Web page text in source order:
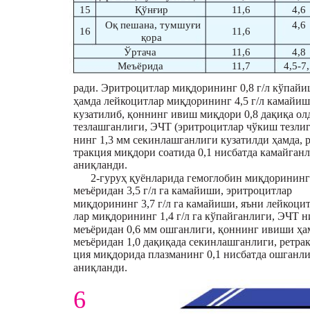
6
ради. Эритроцитлар миқдорининг 0,8 г/л
ҳамда лейкоцитлар миқдорининг 4,5 г/л
кузатилиб, қоннинг ивиш миқдори 0,8 дақиқа
тезлашганлиги, ЭЧТ (эритроцитлар чўкиш
нинг 1,3 мм секинлашганлиги кузатилди ҳамда,
тракция миқдори соатида 0,1 нисбатда
аниқланди.
2-гуруҳ қуёнларида гемоглобин миқдорининг
меъёридан 3,5 г/л га камайиши, эритроцитлар
миқдорининг 3,7 г/л га камайиши, яъни
лар миқдорининг 1,4 г/л га кўпайганлиги, ЭЧТ
меъёридан 0,6 мм ошганлиги, қоннинг ивиши
меъёридан 1,0 дақиқада секинлашганлиги,
ция миқдорида плазманинг 0,1 нисбатда
аниқланди.
15
Қўнғир 11,6
4,6
16
Оқ пешана, тумшуғи
қора
11,6
4,6
Ўртача 11,6
4,8
Меъёрида
11,7 4,5-